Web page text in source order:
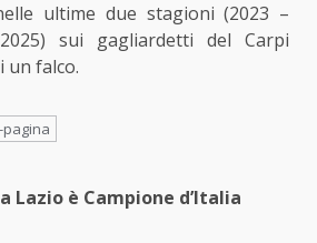
ultime due stagioni (2023 –
sui gagliardetti del Carpi
un falco.
Lazio è Campione d’Italia